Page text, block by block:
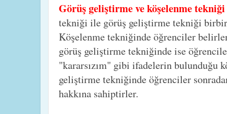
Görüş geliştirme ve köşelenme
tekniği ile görüş geliştirme tekniği
Köşelenme tekniğinde öğrenciler
görüş geliştirme tekniğinde ise
"kararsızım" gibi ifadelerin bulunduğu
geliştirme tekniğinde öğrenciler
hakkına sahiptirler.